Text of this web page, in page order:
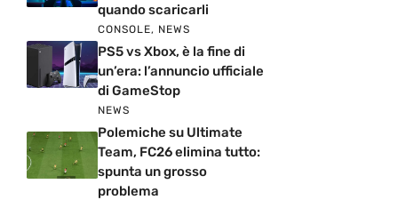
quando scaricarli
CONSOLE, NEWS
PS5 vs Xbox, è la fine di
un’era: l’annuncio ufficiale
di GameStop
NEWS
Polemiche su Ultimate
Team, FC26 elimina tutto:
spunta un grosso
problema